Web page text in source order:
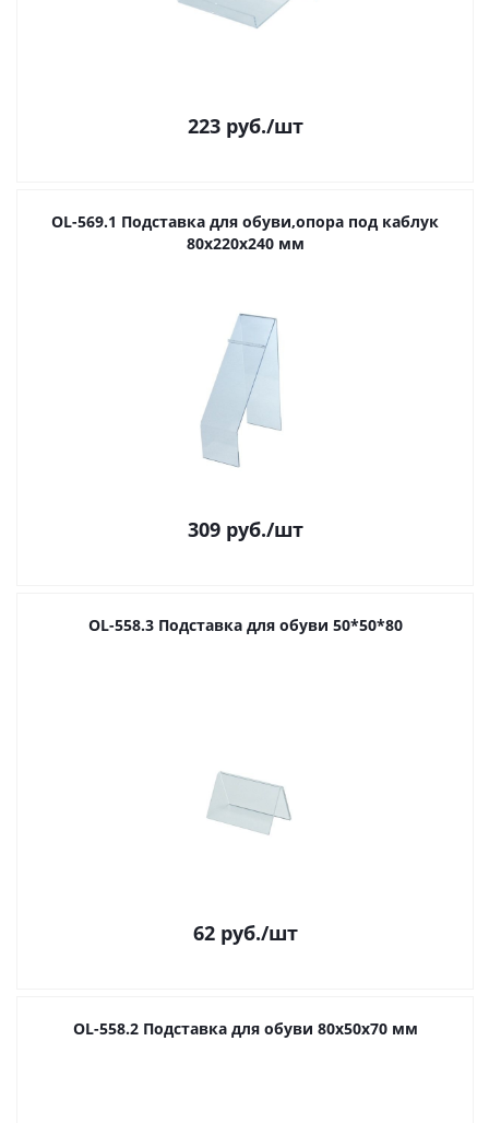
223руб./шт
OL-569.1 Подставка для обуви,опора под каблук
80х220х240 мм
309руб./шт
OL-558.3 Подставка для обуви 50*50*80
62руб./шт
OL-558.2 Подставка для обуви 80х50х70 мм